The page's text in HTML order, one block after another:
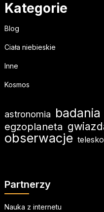
Kategorie
Blog
Ciała niebieskie
Inne
Kosmos
astronomia badania
egzoplaneta
obserwacje
Partnerzy
Nauka z internetu